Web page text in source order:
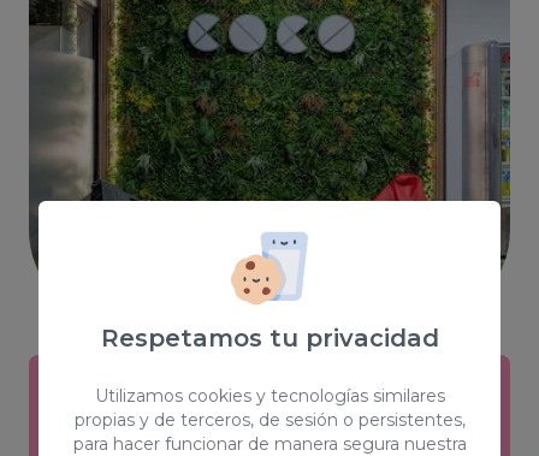
Respetamos tu privacidad
Utilizamos cookies y tecnologías similares
propias y de terceros, de sesión o persistentes,
para hacer funcionar de manera segura nuestra
Creativity & Design